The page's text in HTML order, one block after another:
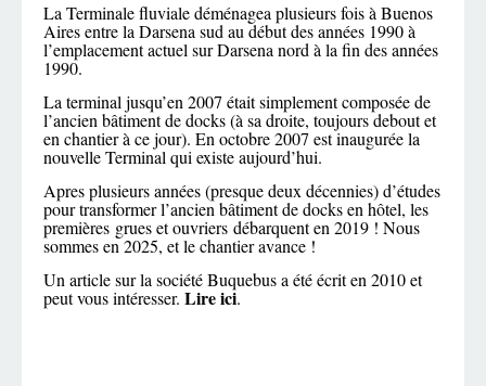
La Terminale fluviale déménagea plusieurs fois à Buenos
Aires entre la Darsena sud au début des années 1990 à
l’emplacement actuel sur Darsena nord à la fin des années
1990.
La terminal jusqu’en 2007 était simplement composée de
l’ancien bâtiment de docks (à sa droite, toujours debout et
en chantier à ce jour). En octobre 2007 est inaugurée la
nouvelle Terminal qui existe aujourd’hui.
Apres plusieurs années (presque deux décennies) d’études
pour transformer l’ancien bâtiment de docks en hôtel, les
premières grues et ouvriers débarquent en 2019 ! Nous
sommes en 2025, et le chantier avance !
Un article sur la société Buquebus a été écrit en 2010 et
peut vous intéresser. Lire ici.